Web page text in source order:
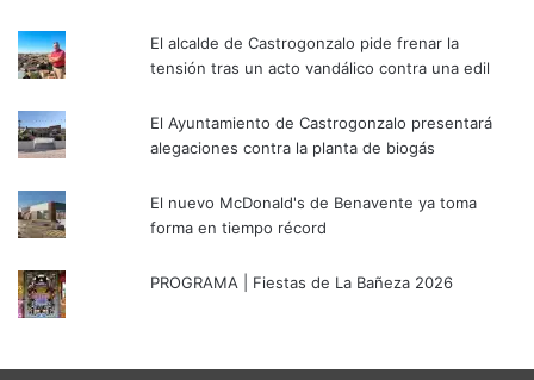
El alcalde de Castrogonzalo pide frenar la
tensión tras un acto vandálico contra una edil
El Ayuntamiento de Castrogonzalo presentará
alegaciones contra la planta de biogás
El nuevo McDonald's de Benavente ya toma
forma en tiempo récord
PROGRAMA | Fiestas de La Bañeza 2026